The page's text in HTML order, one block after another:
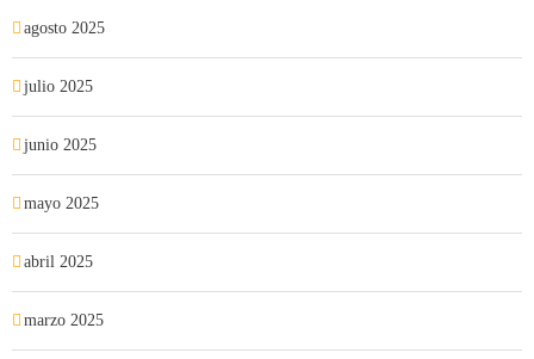
agosto 2025
julio 2025
junio 2025
mayo 2025
abril 2025
marzo 2025